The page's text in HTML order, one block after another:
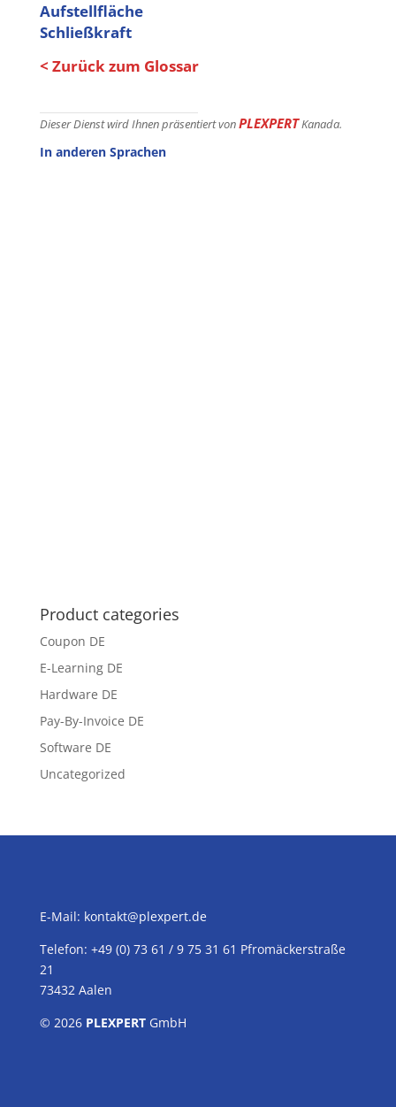
Aufstellfläche
Schließkraft
< Zurück zum Glossar
Dieser Dienst wird Ihnen präsentiert vonPLEXPERTKanada.
In anderen Sprachen
Product categories
Coupon DE
E-Learning DE
Hardware DE
Pay-By-Invoice DE
Software DE
Uncategorized
E-Mail: kontakt@plexpert.de
Telefon: +49 (0) 73 61 / 9 75 31 61 Pfromäckerstraße
21
73432 Aalen
© 2026 PLEXPERTGmbH